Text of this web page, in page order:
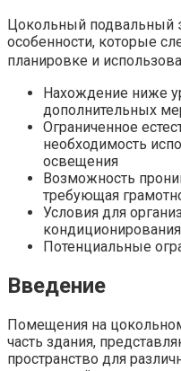
Цокольный подвальный
особенности, которые
планировке и
Нахождение ниже
дополнительных
Ограниченное
необходимость
освещения
Возможность
требующая
Условия для
Потенциальные
Введение
Помещения на
часть здания,
пространство для